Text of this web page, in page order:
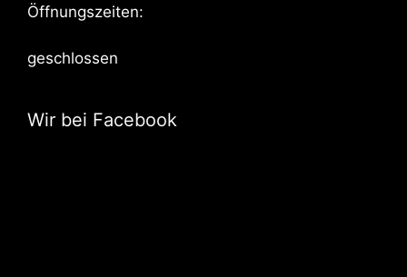
Öffnungszeiten:
geschlossen
Wir bei Facebook